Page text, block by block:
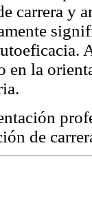
carrera y
en la
de